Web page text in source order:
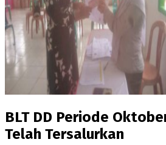
BLT DD Periode
Telah Tersalurkan